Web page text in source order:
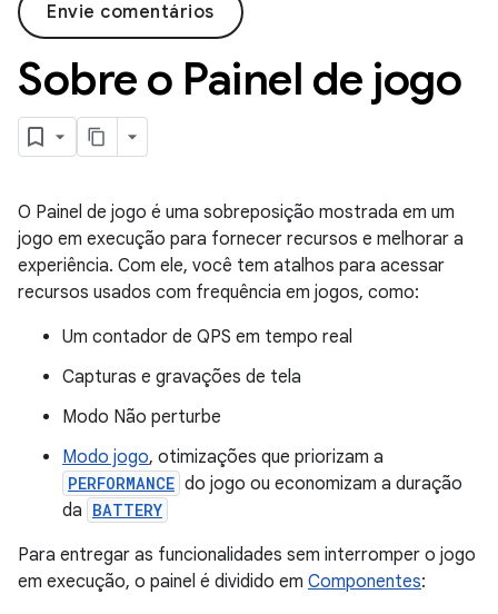
Envie comentários
Sobre o Painel de jogo
O Painel de jogo é uma sobreposição mostrada em um
jogo em execução para fornecer recursos e melhorar a
experiência. Com ele, você tem atalhos para acessar
recursos usados com frequência em jogos, como:
Um contador de QPS em tempo real
Capturas e gravações de tela
Modo Não perturbe
Modo jogo, otimizações que priorizam a
PERFORMANCE do jogo ou economizam a duração
da BATTERY
Para entregar as funcionalidades sem interromper o jogo
em execução, o painel é dividido em Componentes: